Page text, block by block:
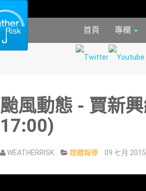
首頁 專欄
颱風動態 - 賈新
17:00)
WEATHERRISK 媒體報導
09 七月 2015